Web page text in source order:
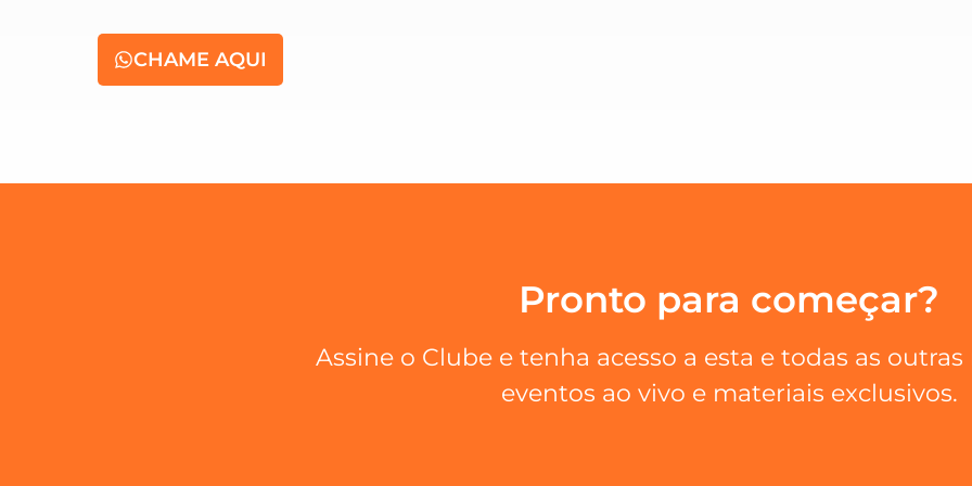
CHAME AQUI
Pronto para começar?
Assine o Clube e tenha acesso a esta e todas as outras
eventos ao vivo e materiais exclusivos.